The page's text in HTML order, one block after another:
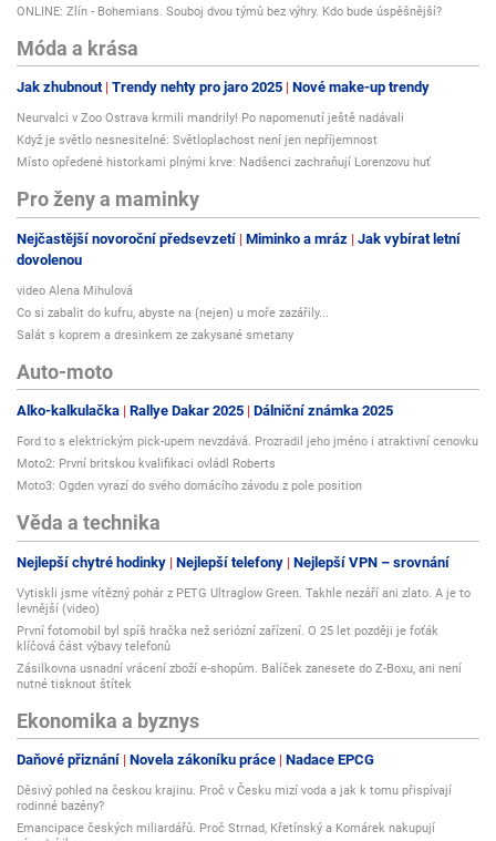
ONLINE: Zlín - Bohemians. Souboj dvou týmů bez výhry. Kdo bude úspěšnější?
Móda a krása
Jak zhubnout Trendy nehty pro jaro 2025 Nové make-up trendy
Neurvalci v Zoo Ostrava krmili mandrily! Po napomenutí ještě nadávali
Když je světlo nesnesitelné: Světloplachost není jen nepříjemnost
Místo opředené historkami plnými krve: Nadšenci zachraňují Lorenzovu huť
Pro ženy a maminky
Nejčastější novoroční předsevzetí Miminko a mráz
Jak vybírat letní
dovolenou
video Alena Mihulová
Co si zabalit do kufru, abyste na (nejen) u moře zazářily...
Salát s koprem a dresinkem ze zakysané smetany
Auto-moto
Alko-kalkulačka Rallye Dakar 2025 Dálniční známka 2025
Ford to s elektrickým pick-upem nevzdává. Prozradil jeho jméno i atraktivní cenovku
Moto2: První britskou kvalifikaci ovládl Roberts
Moto3: Ogden vyrazí do svého domácího závodu z pole position
Věda a technika
Nejlepší chytré hodinky Nejlepší telefony Nejlepší VPN – srovnání
Vytiskli jsme vítězný pohár z PETG Ultraglow Green. Takhle nezáří ani zlato. A je to
levnější (video)
První fotomobil byl spíš hračka než seriózní zařízení. O 25 let později je foťák
klíčová část výbavy telefonů
Zásilkovna usnadní vrácení zboží e-shopům. Balíček zanesete do Z-Boxu, ani není
nutné tisknout štítek
Ekonomika a byznys
Daňové přiznání Novela zákoníku práce Nadace EPCG
Děsivý pohled na českou krajinu. Proč v Česku mizí voda a jak k tomu přispívají
rodinné bazény?
Emancipace českých miliardářů. Proč Strnad, Křetínský a Komárek nakupují